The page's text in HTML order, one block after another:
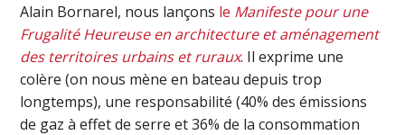
Alain Bornarel, nous lançons le Manifeste pour une
Frugalité Heureuse en architecture et aménagement
des territoires urbains et ruraux. Il exprime une
colère (on nous mène en bateau depuis trop
longtemps), une responsabilité (40% des émissions
de gaz à effet de serre et 36% de la consommation